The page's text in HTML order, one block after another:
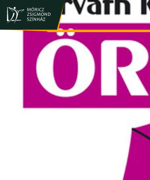
JEGY- ÉS BÉRLETVÁSÁRLÁS